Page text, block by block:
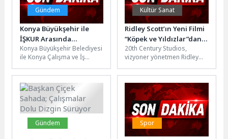
Gündem
Konya Büyükşehir ile
İŞKUR Arasında
İstihdama Katkı
Sağlayacak Protokol
İmzalandı
Konya Büyükşehir Belediyesi
ile Konya Çalışma ve İş
istihdama katkı sağlamak...
Kültür Sanat
Ridley Scott’ın Yeni Filmi
“Köpek ve Yıldızlar”dan
İlk Fragman Yayınlandı
20th Century Studios,
vizyoner yönetmen Ridley
Yıldızlar (The Dog
Stars) filminin ilk fragmanını
ve afişini...
Gündem Spor